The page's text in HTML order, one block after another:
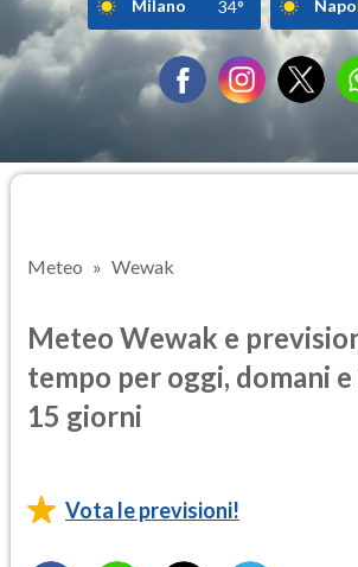
Milano 34°
Meteo Wewak
Meteo Wewak e
tempo per oggi, domani
15 giorni
Vota le previsioni!